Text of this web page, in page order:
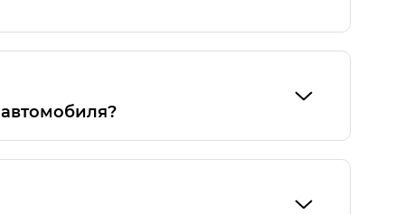
других дисков с другими